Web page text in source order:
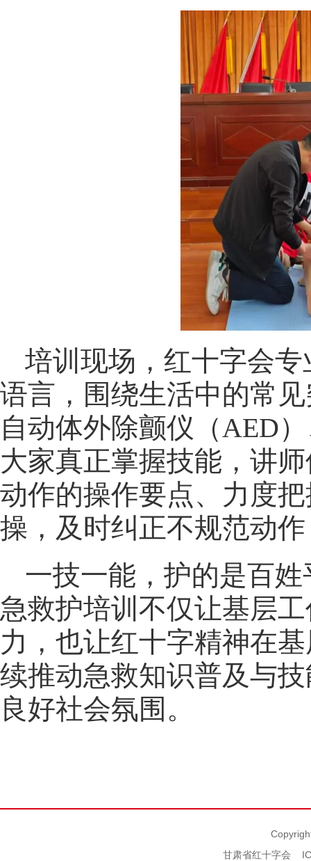
培训现场，红十字会
语言，围绕生活中的常
自动体外除颤仪（AED
大家真正掌握技能，讲
动作的操作要点、力度
操，及时纠正不规范动
一技一能，护的是百
急救护培训不仅让基层
力，也让红十字精神在
续推动急救知识普及与
良好社会氛围。
甘肃省红十字会